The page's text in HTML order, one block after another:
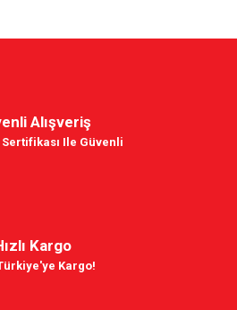
Alışveriş
Sertifikası Ile Güvenli
Kargo
Kargo!